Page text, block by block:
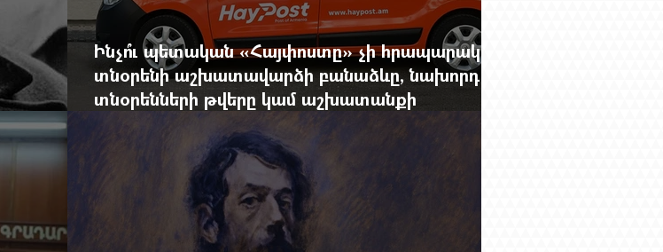
Ինչո՞ւ պետական «Հայփոստը» չի հրապարակում
տնօրենի աշխատավարձի բանաձևը, նախորդ
տնօրենների թվերը կամ աշխատանքի
արդյունքով վարձատրությունը փոխելու կանոնը